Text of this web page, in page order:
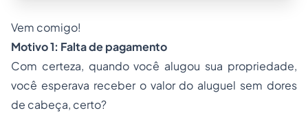
Vem comigo!
Motivo 1: Falta de pagamento
Com certeza, quando você alugou sua propriedade,
você esperava receber o valor do aluguel sem dores
de cabeça, certo?